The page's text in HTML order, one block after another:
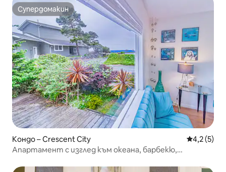
Супердомакин
Супердомакин
Кондо – Crescent City Средна
4,2 (5)
Апартамент с изглед към океана, барбекю,